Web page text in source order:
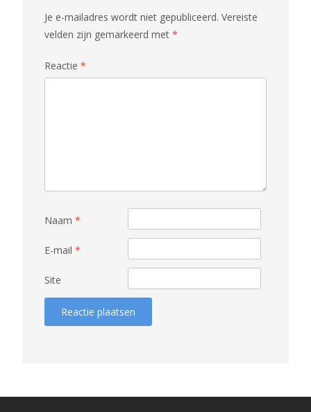
Je e-mailadres wordt niet gepubliceerd. Vereiste
velden zijn gemarkeerd met *
Reactie *
Naam *
E-mail *
Site